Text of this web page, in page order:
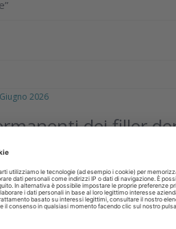
2026
dei filler
e gestione
evidenze disponibili sulle
di chiarirne eziologia,